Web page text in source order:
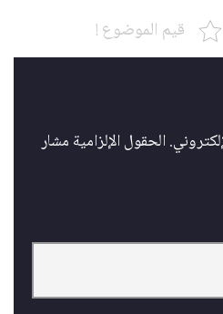
قيم الموضوع !
الحقول الإلزامية مشار